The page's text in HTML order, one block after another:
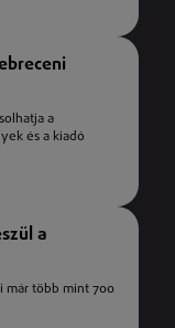
a
és a kiadó
a
már több mint 700